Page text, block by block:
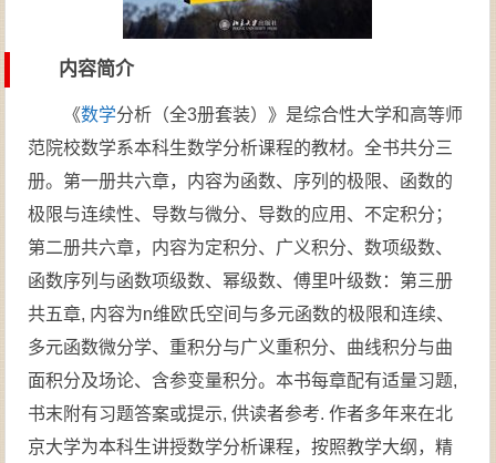
内容简介
《数学分析（全3册套装）》是综合性大学和高等师
范院校数学系本科生数学分析课程的教材。全书共分三
册。第一册共六章，内容为函数、序列的极限、函数的
极限与连续性、导数与微分、导数的应用、不定积分；
第二册共六章，内容为定积分、广义积分、数项级数、
函数序列与函数项级数、幂级数、傅里叶级数：第三册
共五章, 内容为n维欧氏空间与多元函数的极限和连续、
多元函数微分学、重积分与广义重积分、曲线积分与曲
面积分及场论、含参变量积分。本书每章配有适量习题,
书末附有习题答案或提示, 供读者参考. 作者多年来在北
京大学为本科生讲授数学分析课程，按照教学大纲，精